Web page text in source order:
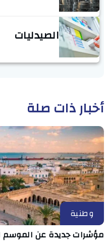
الصيدليات
أخبار ذات صلة
وطنية
مؤشرات جديدة عن